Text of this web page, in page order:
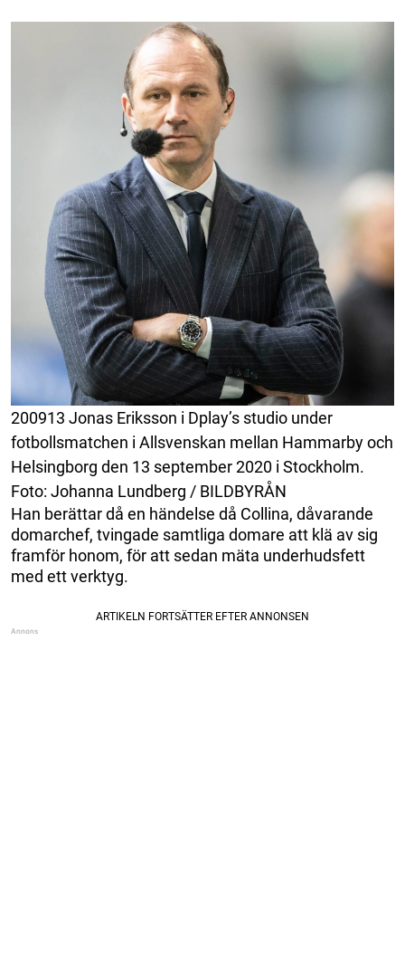
200913 Jonas Eriksson i Dplay’s studio under
fotbollsmatchen i Allsvenskan mellan Hammarby och
Helsingborg den 13 september 2020 i Stockholm.
Foto: Johanna Lundberg / BILDBYRÅN
Han berättar då en händelse då Collina, dåvarande
domarchef, tvingade samtliga domare att klä av sig
framför honom, för att sedan mäta underhudsfett
med ett verktyg.